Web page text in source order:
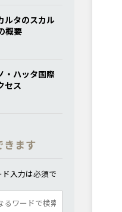
ルタのスカル
概要
・ハッタ国際
セス
きます
入力は必須で